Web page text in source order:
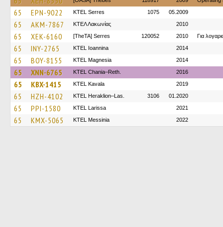
65 EPN-9022 KTEL Serres 1075 05.2009
65 AKM-7867 ΚΤΕΛ Λακωνίας 2010
65 XEK-6160 [TheTA] Serres 120052 2010 Για
65 INY-2765 KTEL Ioannina 2014
65 BOY-8155 ΚΤΕL Magnesia 2014
65 XNN-6765 KTEL Chania–Reth. 2016
65 KBX-1415 KTEL Kavala 2019
65 HZH-4102 KTEL Heraklion–Las. 3106 01.2020
65 PPI-1580 KTEL Larissa 2021
65 KMX-5065 KTEL Messinia 2022